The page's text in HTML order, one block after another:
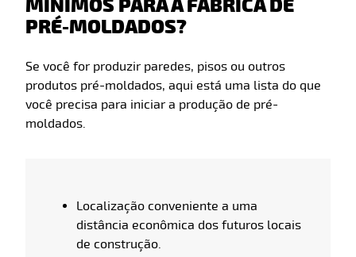
MÍNIMOS PARA A FÁBRICA DE
PRÉ-MOLDADOS?
Se você for produzir paredes, pisos ou outros
produtos pré-moldados, aqui está uma lista do que
você precisa para iniciar a produção de pré-
moldados.
Localização conveniente a uma
distância econômica dos futuros locais
de construção.